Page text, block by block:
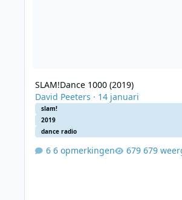
SLAM!Dance 1000 (2019)
David Peeters · 14 januari
slam!
2019
dance radio
6 opmerkingen 679